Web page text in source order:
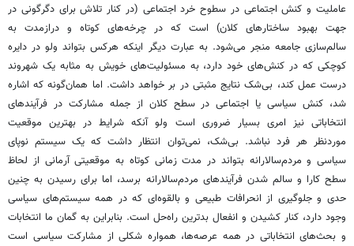
عاملیت و کنش اجتماعی در سطوح خرد اجتماعی (در کنار تلاش برای دگرگونی در
جهت بهبود ساختارهای کلان) است که در چرخه‌های کوتاه و دراز‌مدت به
سالم‌سازی جامعه منجر می‌شود. به عبارت دیگر اینکه هرکس بتواند ولو در دایره
کوچکی که در کنش‌های خود دارد، به مسئولیت‌های خویش به مثابه یک شهروند
درست عمل کند، بی‌شک نتایج مثبتی در بر خواهد داشت. اما همان‌گونه که اشاره
شد، کنش سیاسی یا اجتماعی در سطح کلان از جمله مشارکت در فرآیندهای
انتخاباتی نیز امری بسیار ضروری است ولو آنکه شرایط در بهترین موقعیت
مورد‌نظر هر فرد نباشد. بی‌شک، نمی‌توان انتظار داشت که یک سیستم نوپای
سیاسی و مردم‌سالارانه بتواند در مدت زمانی کوتاه به موقعیتی آرمانی از لحاظ
سطح کارا و سالم شدن فرآیندهای مردم‌سالارانه برسد، اما برای رسیدن به چنین
حدی و جلوگیری از انحرافات طبیعی و بالقوه‌ای که در همه سیستم‌های سیاسی
وجود دارد، کنار کشیدن و انفعال بدترین راه‌حل است. بنابراین به گمان ما انتخابات
و بحث‌های انتخاباتی در همه عرصه‌ها، همواره شکلی از مشارکت سیاسی است